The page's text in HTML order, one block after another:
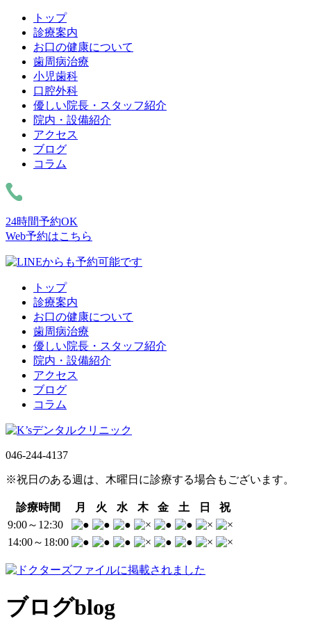
トップ
診療案内
お口の健康について
歯周病治療
小児歯科
口腔外科
優しい院長・スタッフ紹介
院内・設備紹介
アクセス
ブログ
コラム
24時間予約OK
Web予約はこちら
トップ
診療案内
お口の健康について
歯周病治療
優しい院長・スタッフ紹介
院内・設備紹介
アクセス
ブログ
コラム
046-244-4137
※祝日のある週は、木曜日に診療する場合もございます。
診療時間 月 火 水 木 金 土 日
祝
9:00～12:30
14:00～18:00
ブログblog